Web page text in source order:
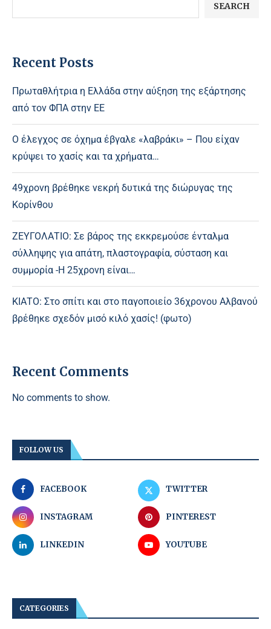
SEARCH
Recent Posts
Πρωταθλήτρια η Ελλάδα στην αύξηση της εξάρτησης
από τον ΦΠΑ στην ΕΕ
Ο έλεγχος σε όχημα έβγαλε «λαβράκι» – Που είχαν
κρύψει το χασίς και τα χρήματα…
49χρονη βρέθηκε νεκρή δυτικά της διώρυγας της
Κορίνθου
ΖΕΥΓΟΛΑΤΙΟ: Σε βάρος της εκκρεμούσε ένταλμα
σύλληψης για απάτη, πλαστογραφία, σύσταση και
συμμορία -Η 25χρονη είναι…
ΚΙΑΤΟ: Στο σπίτι και στο παγοποιείο 36χρονου Αλβανού
βρέθηκε σχεδόν μισό κιλό χασίς! (φωτο)
Recent Comments
No comments to show.
FOLLOW US
FACEBOOK TWITTER
INSTAGRAM PINTEREST
LINKEDIN YOUTUBE
CATEGORIES